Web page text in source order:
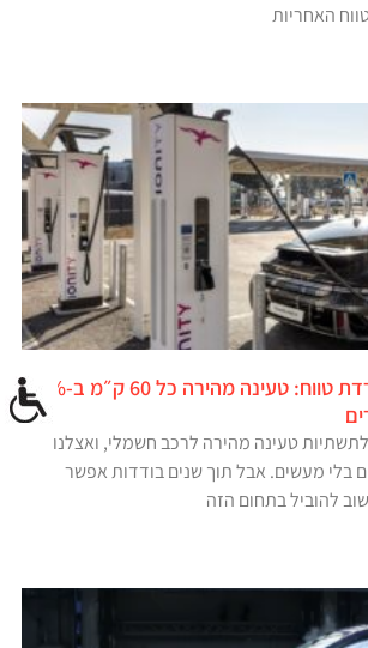
האחריות
בספרד אין יותר חרדת טווח: טעינה מהירה כל 60 ק״מ ב-90%
טעינה מהירה לרכב חשמלי, ואצלנו
בלי מעשים. אבל תוך שנים בודדות אפשר
להוביל בתחום הזה